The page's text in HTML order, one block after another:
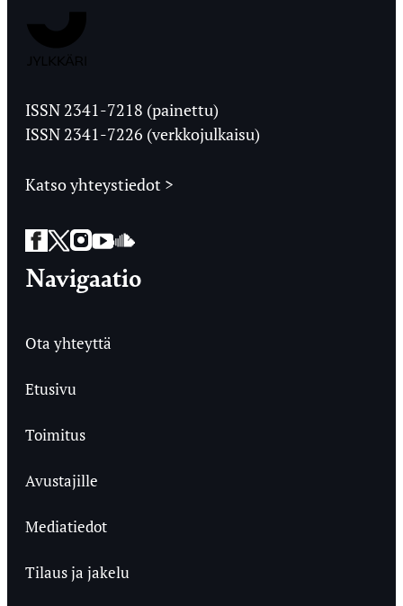
Ylioppilaslehti
ISSN 2341-7218 (painettu)
ISSN 2341-7226 (verkkojulkaisu)
Katso yhteystiedot >
Facebook
Twitter
Instagram
YouTube
SoundCloud
Navigaatio
Ota yhteyttä
Etusivu
Toimitus
Avustajille
Mediatiedot
Tilaus ja jakelu